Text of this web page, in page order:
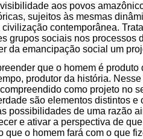
aos povos
sujeitos às mesmas
contemporânea.
grupos sociais nos processos
da emancipação social um
que o homem é
produtor da história.
como projeto no
são elementos distintos
possibilidades de uma razão
e ativar a perspectiva de
que o homem fará com o que